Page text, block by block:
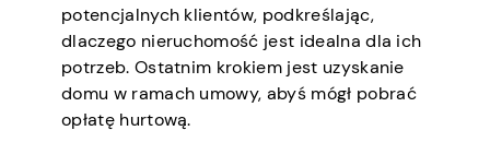
potencjalnych klientów, podkreślając,
dlaczego nieruchomość jest idealna dla ich
potrzeb. Ostatnim krokiem jest uzyskanie
domu w ramach umowy, abyś mógł pobrać
opłatę hurtową.